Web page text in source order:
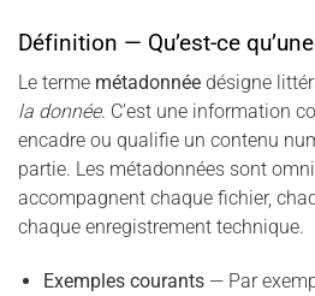
Définition — Qu’est-ce
Le terme métadonnée désigne
la donnée. C’est une information
encadre ou qualifie un contenu
partie. Les métadonnées sont
accompagnent chaque fichier,
chaque enregistrement technique.
Exemples courants— Par